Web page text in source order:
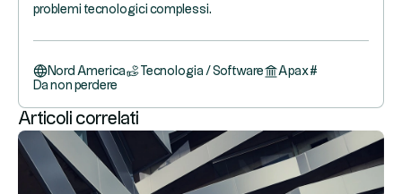
problemi tecnologici complessi.
Nord America Tecnologia / Software Apax#
Da non perdere
Articoli correlati